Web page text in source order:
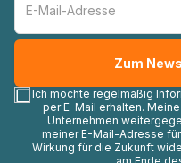
Ich möchte regelmäßig
per E-Mail erhalten.
Unternehmen
meiner E-Mail-Adresse
Wirkung für die Zukunft